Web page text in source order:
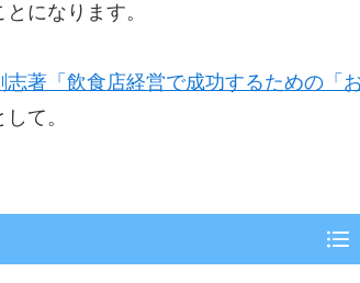
とになります。
志著「飲食店経営で成功するための「
て。